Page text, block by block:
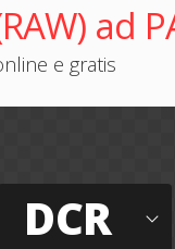
ad
e gratis
DCR